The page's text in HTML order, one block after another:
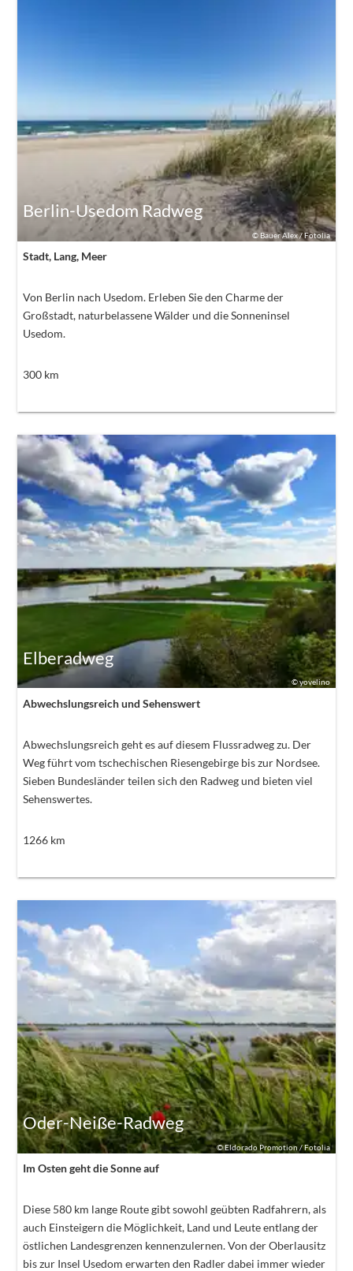
© Bauer Alex / Fotolia
Berlin-Usedom Radweg
Stadt, Lang, Meer
Von Berlin nach Usedom. Erleben Sie den Charme der
Großstadt, naturbelassene Wälder und die Sonneninsel
Usedom.
300km
©yovelino
Elberadweg
Abwechslungsreich und Sehenswert
Abwechslungsreich geht es auf diesem Flussradweg zu. Der
Weg führt vom tschechischen Riesengebirge bis zur Nordsee.
Sieben Bundesländer teilen sich den Radweg und bieten viel
Sehenswertes.
1266km
©Eldorado Promotion / Fotolia
Oder-Neiße-Radweg
Im Osten geht die Sonne auf
Diese 580 km lange Route gibt sowohl geübten Radfahrern, als
auch Einsteigern die Möglichkeit, Land und Leute entlang der
östlichen Landesgrenzen kennenzulernen. Von der Oberlausitz
bis zur Insel Usedom erwarten den Radler dabei immer wieder